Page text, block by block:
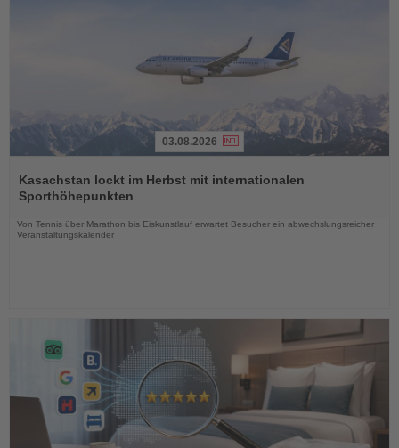
Sie
die
Nachrichten
03.08.2026
Kasachstan lockt im Herbst mit internationalen
Sporthöhepunkten
Von Tennis über Marathon bis Eiskunstlauf erwartet Besucher ein abwechslungsreicher
Veranstaltungskalender